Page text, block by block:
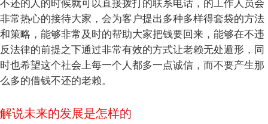
不还的人的时候就可以直接拨打的联系电话，的工作人员会
非常热心的接待大家，会为客户提出多种多样得套袋的方法
和策略，能够非常及时的帮助大家把钱要回来，能够在不违
反法律的前提之下通过非常有效的方式让老赖无处遁形，同
时也希望这个社会上每一个人都多一点诚信，而不要产生那
么多的借钱不还的老赖。
解说未来的发展是怎样的